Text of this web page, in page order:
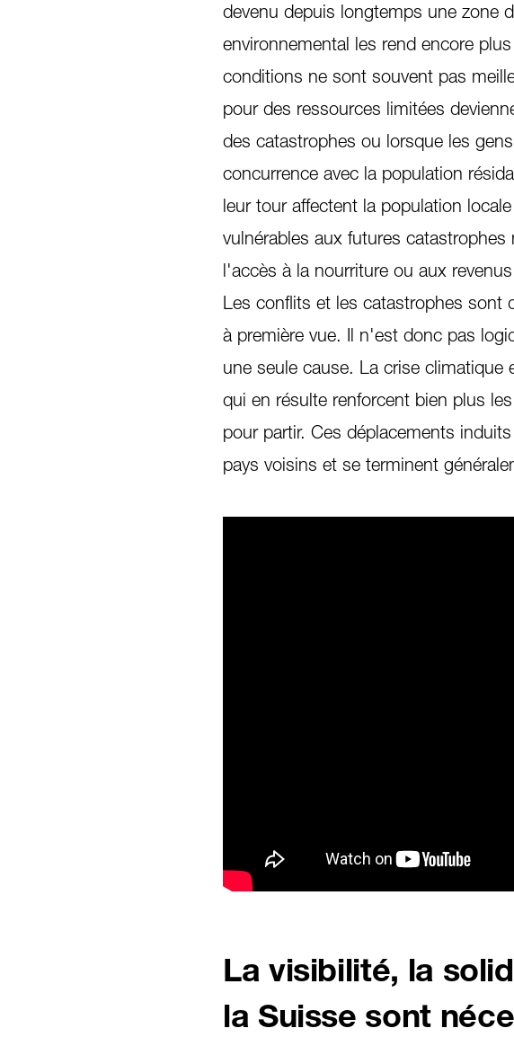
devenu depuis longtemps une zone
environnemental les rend encore
conditions ne sont souvent pas
pour des ressources limitées
des catastrophes ou lorsque les
concurrence avec la population
leur tour affectent la population
vulnérables aux futures
l'accès à la nourriture ou aux
Les conflits et les catastrophes sont
à première vue. Il n'est donc pas
une seule cause. La crise
qui en résulte renforcent bien plus
pour partir. Ces déplacements
pays voisins et se terminent
La visibilité, la
la Suisse sont